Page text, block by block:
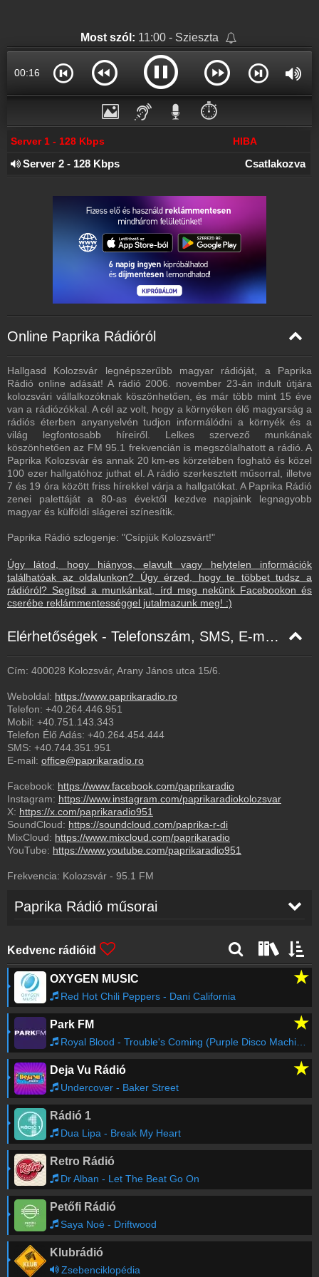
Most szól: 11:00 - Szieszta
00:17
⏱️
Server 1 - 128 Kbps HIBA
Server 2 - 128 Kbps Csatlakozva
Online Paprika Rádióról
Hallgasd Kolozsvár legnépszerűbb magyar rádióját, a Paprika
Rádió online adását! A rádió 2006. november 23-án indult útjára
kolozsvári vállalkozóknak köszönhetően, és már több mint 15 éve
van a rádiózókkal. A cél az volt, hogy a környéken élő magyarság a
rádiós éterben anyanyelvén tudjon informálódni a környék és a
világ legfontosabb híreiről. Lelkes szervező munkának
köszönhetően az FM 95.1 frekvencián is megszólalhatott a rádió. A
Paprika Kolozsvár és annak 20 km-es körzetében fogható és közel
100 ezer hallgatóhoz juthat el. A rádió szerkesztett műsorral, illetve
7 és 19 óra között friss hírekkel várja a hallgatókat. A Paprika Rádió
zenei palettáját a 80-as évektől kezdve napjaink legnagyobb
magyar és külföldi slágerei színesítik.
Paprika Rádió szlogenje: "Csípjük Kolozsvárt!"
Úgy látod, hogy hiányos, elavult vagy helytelen információk
találhatóak az oldalunkon? Úgy érzed, hogy te többet tudsz a
rádióról? Segítsd a munkánkat, írd meg nekünk Facebookon és
cserébe reklámmentességgel jutalmazunk meg! :)
Elérhetőségek - Telefonszám, SMS, E-mail, Facebook
Cím: 400028 Kolozsvár, Arany János utca 15/6.
Weboldal: https://www.paprikaradio.ro
Telefon: +40.264.446.951
Mobil: +40.751.143.343
Telefon Élő Adás: +40.264.454.444
SMS: +40.744.351.951
E-mail: office@paprikaradio.ro
Facebook: https://www.facebook.com/paprikaradio
Instagram: https://www.instagram.com/paprikaradiokolozsvar
X: https://x.com/paprikaradio951
SoundCloud: https://soundcloud.com/paprika-r-di
MixCloud: https://www.mixcloud.com/paprikaradio
YouTube: https://www.youtube.com/paprikaradio951
Frekvencia: Kolozsvár - 95.1 FM
Paprika Rádió műsorai
Kedvenc rádióid
OXYGEN MUSIC ★
Red Hot Chili Peppers - Dani California
Park FM ★
Royal Blood - Trouble's Coming (Purple Disco Machine Remix)
Deja Vu Rádió ★
Undercover - Baker Street
Rádió 1
Dua Lipa - Break My Heart
Retro Rádió
Dr Alban - Let The Beat Go On
Petőfi Rádió
Saya Noé - Driftwood
Klubrádió
Zsebenciklopédia